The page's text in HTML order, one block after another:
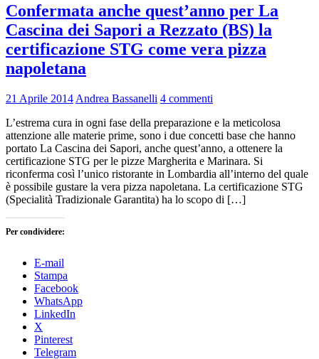
Confermata anche quest’anno per La
Cascina dei Sapori a Rezzato (BS) la
certificazione STG come vera pizza
napoletana
21 Aprile 2014 Andrea Bassanelli 4 commenti
L’estrema cura in ogni fase della preparazione e la meticolosa
attenzione alle materie prime, sono i due concetti base che hanno
portato La Cascina dei Sapori, anche quest’anno, a ottenere la
certificazione STG per le pizze Margherita e Marinara. Si
riconferma così l’unico ristorante in Lombardia all’interno del quale
è possibile gustare la vera pizza napoletana. La certificazione STG
(Specialità Tradizionale Garantita) ha lo scopo di […]
Per condividere:
E-mail
Stampa
Facebook
WhatsApp
LinkedIn
X
Pinterest
Telegram